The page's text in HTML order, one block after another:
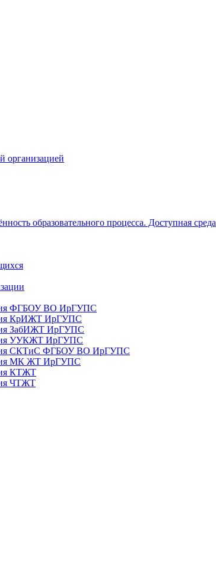
организацией
образовательного процесса. Доступная среда
ФГБОУ ВО ИрГУПС
КрИЖТ ИрГУПС
ЗабИЖТ ИрГУПС
УУКЖТ ИрГУПС
СКТиС ФГБОУ ВО ИрГУПС
МК ЖТ ИрГУПС
КТЖТ
ЧТЖТ